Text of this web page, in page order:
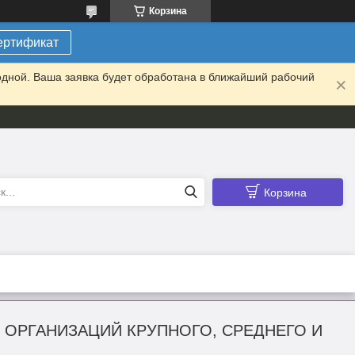
Корзина
Ваша заявка будет обработана в ближайший рабочий
Корзина
И ОРГАНИЗАЦИЙ КРУПНОГО, СРЕДНЕГО И